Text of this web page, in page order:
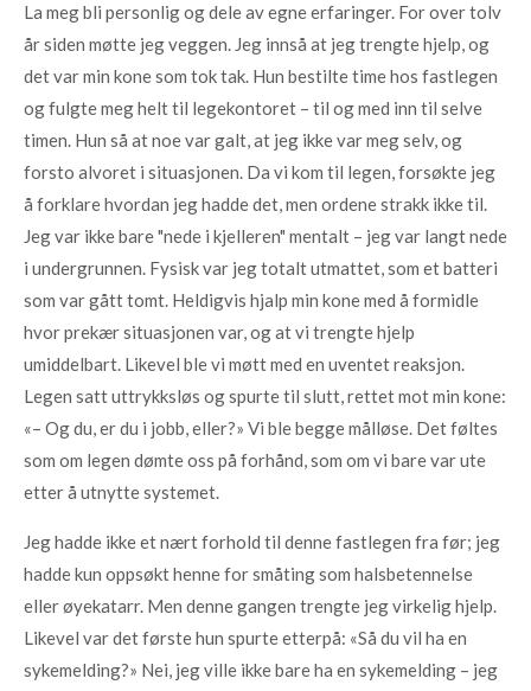
La meg bli personlig og dele av egne erfaringer. For over tolv
år siden møtte jeg veggen. Jeg innså at jeg trengte hjelp, og
det var min kone som tok tak. Hun bestilte time hos fastlegen
og fulgte meg helt til legekontoret – til og med inn til selve
timen. Hun så at noe var galt, at jeg ikke var meg selv, og
forsto alvoret i situasjonen. Da vi kom til legen, forsøkte jeg
å forklare hvordan jeg hadde det, men ordene strakk ikke til.
Jeg var ikke bare "nede i kjelleren" mentalt – jeg var langt nede
i undergrunnen. Fysisk var jeg totalt utmattet, som et batteri
som var gått tomt. Heldigvis hjalp min kone med å formidle
hvor prekær situasjonen var, og at vi trengte hjelp
umiddelbart. Likevel ble vi møtt med en uventet reaksjon.
Legen satt uttrykksløs og spurte til slutt, rettet mot min kone:
«– Og du, er du i jobb, eller?» Vi ble begge målløse. Det føltes
som om legen dømte oss på forhånd, som om vi bare var ute
etter å utnytte systemet.
Jeg hadde ikke et nært forhold til denne fastlegen fra før; jeg
hadde kun oppsøkt henne for småting som halsbetennelse
eller øyekatarr. Men denne gangen trengte jeg virkelig hjelp.
Likevel var det første hun spurte etterpå: «Så du vil ha en
sykemelding?» Nei, jeg ville ikke bare ha en sykemelding – jeg